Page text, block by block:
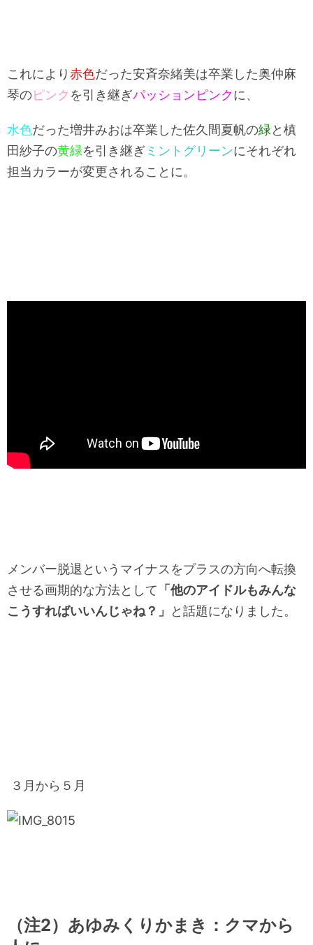
これにより赤色だった安斉奈緒美は卒業した奥仲麻
琴のピンク を引き継ぎパッションピンクに、
水色だった増井みおは卒業した佐久間夏帆の緑と槙
田紗子の黄緑を引き継ぎ ミントグリーンにそれぞれ
担当カラーが変更されることに。
メンバー脱退というマイナスをプラスの方向へ転換
させる画期的な方法として 「他のアイドルもみんな
こうすればいいんじゃね？」
と話題になりました。
３月から５月
（注2）あゆみくりかまき：クマから